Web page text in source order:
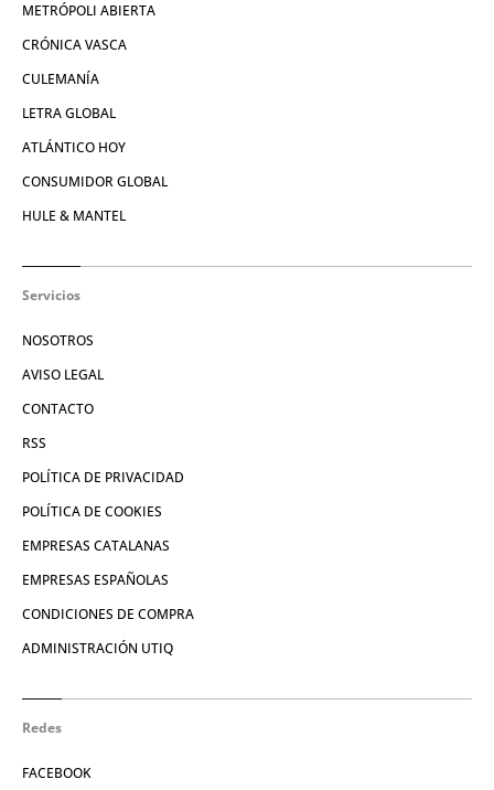
METRÓPOLI ABIERTA
CRÓNICA VASCA
CULEMANÍA
LETRA GLOBAL
ATLÁNTICO HOY
CONSUMIDOR GLOBAL
HULE & MANTEL
Servicios
NOSOTROS
AVISO LEGAL
CONTACTO
RSS
POLÍTICA DE PRIVACIDAD
POLÍTICA DE COOKIES
EMPRESAS CATALANAS
EMPRESAS ESPAÑOLAS
CONDICIONES DE COMPRA
ADMINISTRACIÓN UTIQ
Redes
FACEBOOK